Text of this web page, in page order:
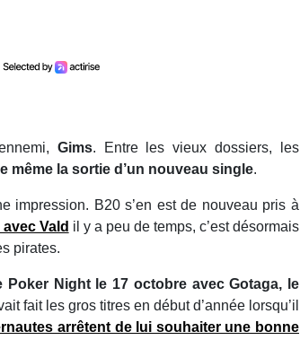
Gims. Entre les vieux dossiers, les
même la sortie d’un nouveau single.
impression. B20 s’en est de nouveau pris à
Vald il y a peu de temps, c’est désormais
pirates.
Night le 17 octobre avec Gotaga, le
fait les gros titres en début d’année lorsqu’il
arrêtent de lui souhaiter une bonne